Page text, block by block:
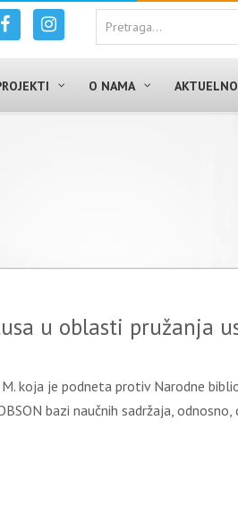
O NAMA AKTUELNO
u oblasti pružanja
koja je podneta protiv Narodne
bazi naučnih sadržaja,